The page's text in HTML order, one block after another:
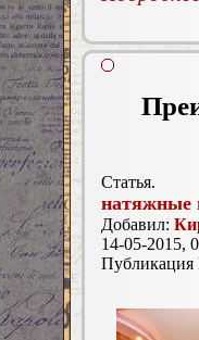
Статья.
натяжные
Добавил:
14-05-2015,